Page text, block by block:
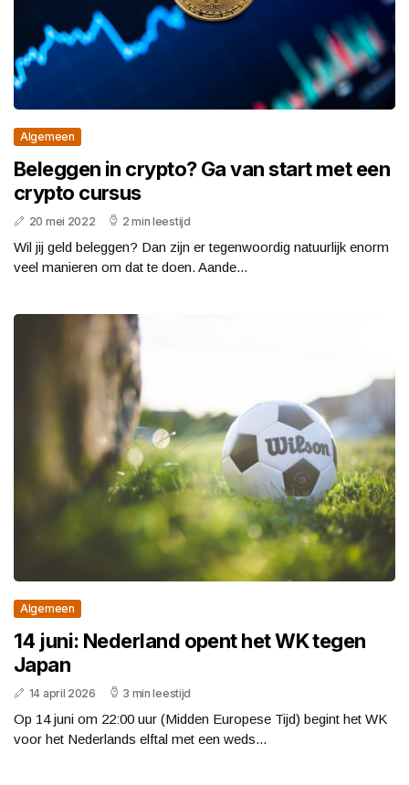
Algemeen
Beleggen in crypto? Ga van start met een
crypto cursus
20 mei 2022 2 min leestijd
Wil jij geld beleggen? Dan zijn er tegenwoordig natuurlijk enorm
veel manieren om dat te doen. Aande...
Algemeen
14 juni: Nederland opent het WK tegen
Japan
14 april 2026 3 min leestijd
Op 14 juni om 22:00 uur (Midden Europese Tijd) begint het WK
voor het Nederlands elftal met een weds...